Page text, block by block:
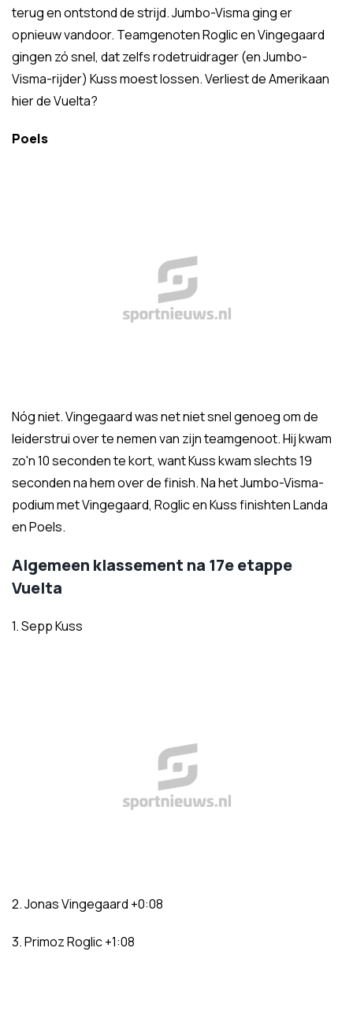
terug en ontstond de strijd. Jumbo-Visma ging er
opnieuw vandoor. Teamgenoten Roglic en Vingegaard
gingen zó snel, dat zelfs rodetruidrager (en Jumbo-
Visma-rijder) Kuss moest lossen. Verliest de Amerikaan
hier de Vuelta?
Poels
Nóg niet. Vingegaard was net niet snel genoeg om de
leiderstrui over te nemen van zijn teamgenoot. Hij kwam
zo'n 10 seconden te kort, want Kuss kwam slechts 19
seconden na hem over de finish. Na het Jumbo-Visma-
podium met Vingegaard, Roglic en Kuss finishten Landa
en Poels.
Algemeen klassement na 17e etappe
Vuelta
1. Sepp Kuss
2. Jonas Vingegaard +0:08
3. Primoz Roglic +1:08